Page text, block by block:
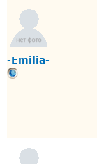
-Emilia-